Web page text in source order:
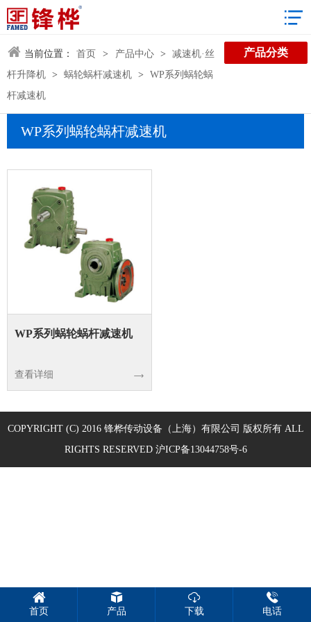
当前位置： 首页 > 产品中心 >
减速机·丝
杆升降机 > 蜗轮蜗杆减速机 >
WP系列蜗轮蜗
杆减速机
3D数据库
产品分类
WP系列蜗轮蜗杆减速机
WP系列蜗轮蜗杆减速机
查看详细
COPYRIGHT (C) 2016 锋桦传动设备（上海）有限公司 版权所有 ALL
RIGHTS RESERVED 沪ICP备13044758号-6
首页 产品 下载 电话